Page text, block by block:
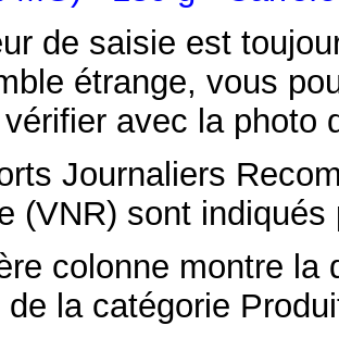
de saisie est
étrange, vous
avec la photo
Journaliers
(VNR) sont
colonne montre
de la catégorie